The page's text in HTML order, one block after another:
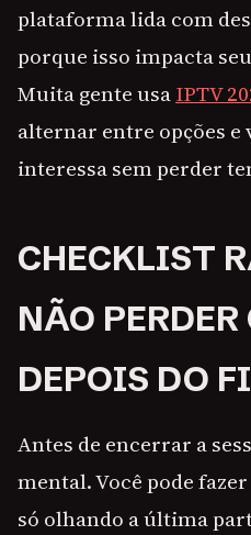
plataforma lida com
porque isso impacta
Muita gente usaIPTV
alternar entre opções e
interessa sem perder
CHECKLIST
NÃO
DEPOIS DO
Antes de encerrar a
mental. Você pode
só olhando a última